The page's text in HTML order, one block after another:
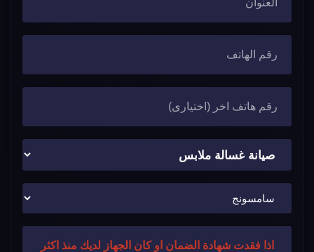
اذا فقدت شهادة الضمان او كان الجهاز لديك منذ اكثر